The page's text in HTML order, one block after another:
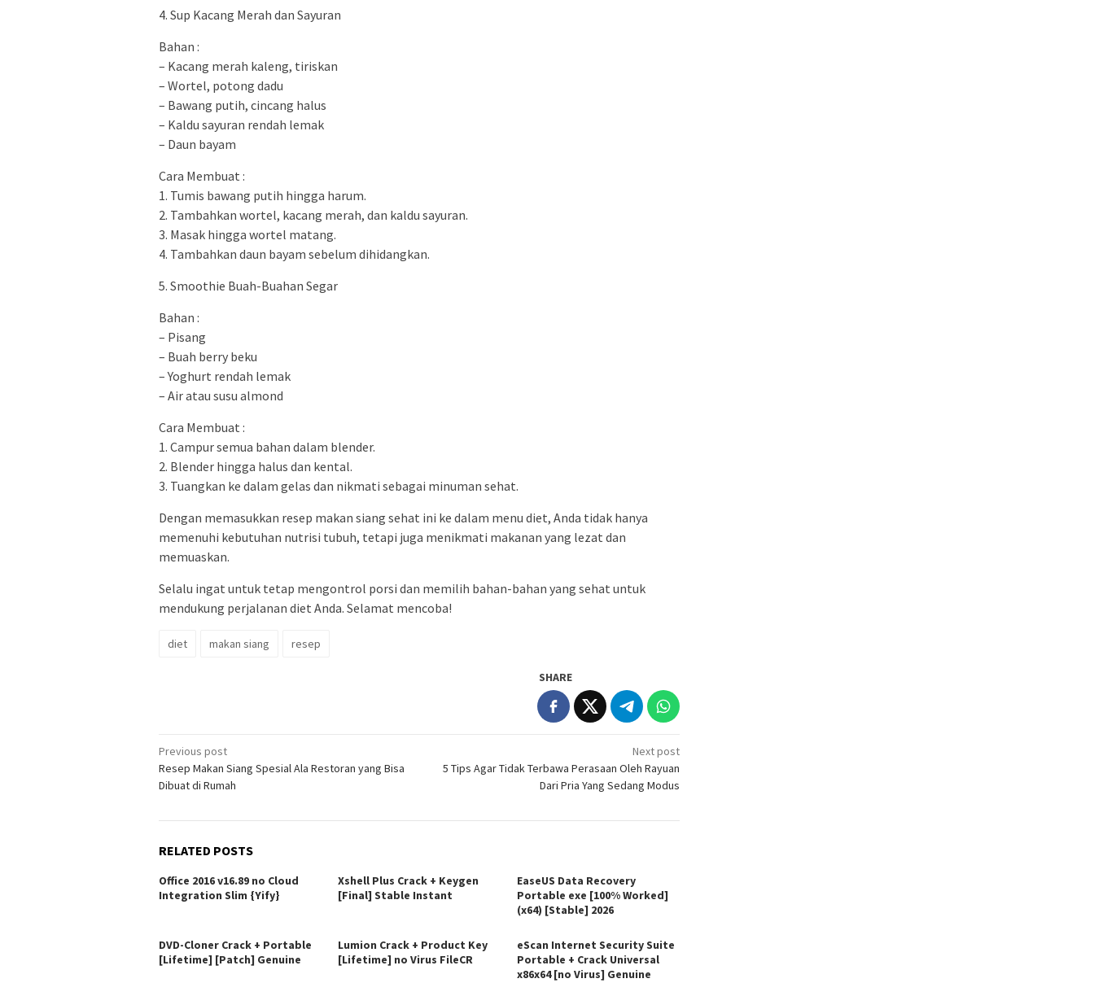
4. Sup Kacang Merah dan Sayuran
Bahan :
– Kacang merah kaleng, tiriskan
– Wortel, potong dadu
– Bawang putih, cincang halus
– Kaldu sayuran rendah lemak
– Daun bayam
Cara Membuat :
1. Tumis bawang putih hingga harum.
2. Tambahkan wortel, kacang merah, dan kaldu sayuran.
3. Masak hingga wortel matang.
4. Tambahkan daun bayam sebelum dihidangkan.
5. Smoothie Buah-Buahan Segar
Bahan :
– Pisang
– Buah berry beku
– Yoghurt rendah lemak
– Air atau susu almond
Cara Membuat :
1. Campur semua bahan dalam blender.
2. Blender hingga halus dan kental.
3. Tuangkan ke dalam gelas dan nikmati sebagai minuman sehat.
Dengan memasukkan resep makan siang sehat ini ke dalam menu diet, Anda tidak hanya
memenuhi kebutuhan nutrisi tubuh, tetapi juga menikmati makanan yang lezat dan
memuaskan.
Selalu ingat untuk tetap mengontrol porsi dan memilih bahan-bahan yang sehat untuk
mendukung perjalanan diet Anda. Selamat mencoba!
diet makan siang resep
SHARE
Post
navigation
Previous post
Resep Makan Siang Spesial Ala Restoran yang Bisa
Dibuat di Rumah
Next post
5 Tips Agar Tidak Terbawa Perasaan Oleh Rayuan
Dari Pria Yang Sedang Modus
RELATED POSTS
Office 2016 v16.89 no Cloud
Integration Slim {Yify}
Xshell Plus Crack + Keygen
[Final] Stable Instant
EaseUS Data Recovery
Portable exe [100% Worked]
(x64) [Stable] 2026
DVD-Cloner Crack + Portable
[Lifetime] [Patch] Genuine
Lumion Crack + Product Key
[Lifetime] no Virus FileCR
eScan Internet Security Suite
Portable + Crack Universal
x86x64 [no Virus] Genuine